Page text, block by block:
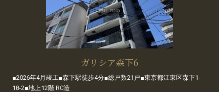
ガリシア森下6
■2026年4月竣工■森下駅徒歩4分■総戸数21戸■東京都江東区森下1-
18-2■地上12階 RC造